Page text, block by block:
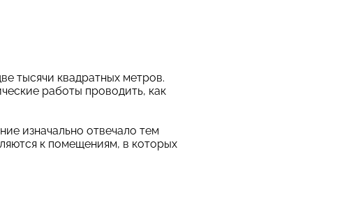
тысячи квадратных метров.
работы проводить, как
изначально отвечало тем
к помещениям, в которых